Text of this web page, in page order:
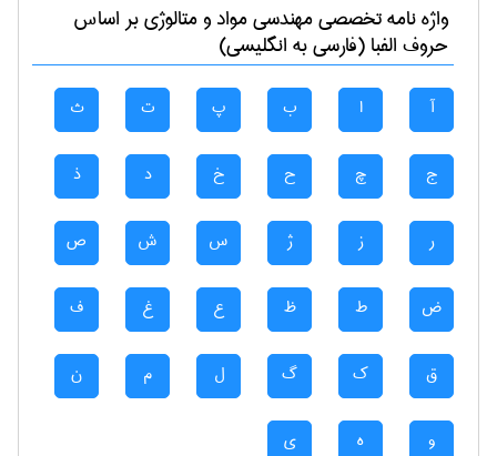
واژه نامه تخصصیمهندسی مواد و متالوژیبر اساس
حروف الفبا (فارسی به انگلیسی)
آ ا ب پ ت ث
ج چ ح خ د ذ
ر ز ژ س ش ص
ض ط ظ ع غ ف
ق ک گ ل م ن
و ه ی